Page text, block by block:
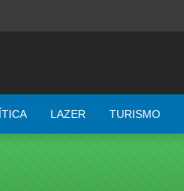
LAZER TURISMO